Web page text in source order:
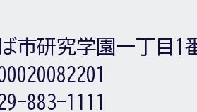
市研究学園一丁目1
883-1111